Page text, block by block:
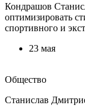
Кондрашов
оптимизировать
спортивного и
23 мая
Общество
Станислав